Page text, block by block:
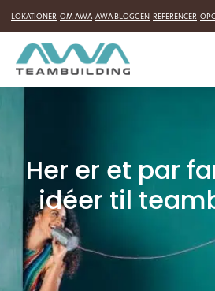
Hop
LOKATIONER OM AWA AWA BLOGGEN REFERENCER
Her er et par
idéer til